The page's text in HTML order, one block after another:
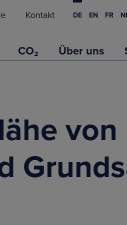
Kontakt DE EN FR
CO₂ Über uns
von